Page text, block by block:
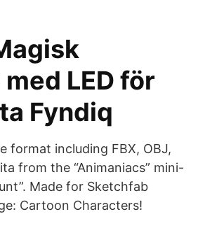
LED för
Fyndiq
format including FBX, OBJ,
from the “Animaniacs” mini-
Made for Sketchfab
Cartoon Characters!